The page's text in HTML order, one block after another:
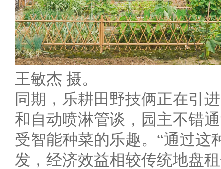
王敏杰 摄。
同期，乐耕田野技俩正在引
和自动喷淋管谈，园主不错
受智能种菜的乐趣。“通过这
发，经济效益相较传统地盘